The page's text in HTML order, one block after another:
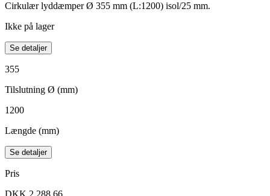
Cirkulær lyddæmper Ø 355 mm (L:1200) isol/25 mm.
Ikke på lager
Se detaljer
355
Tilslutning Ø (mm)
1200
Længde (mm)
Se detaljer
Pris